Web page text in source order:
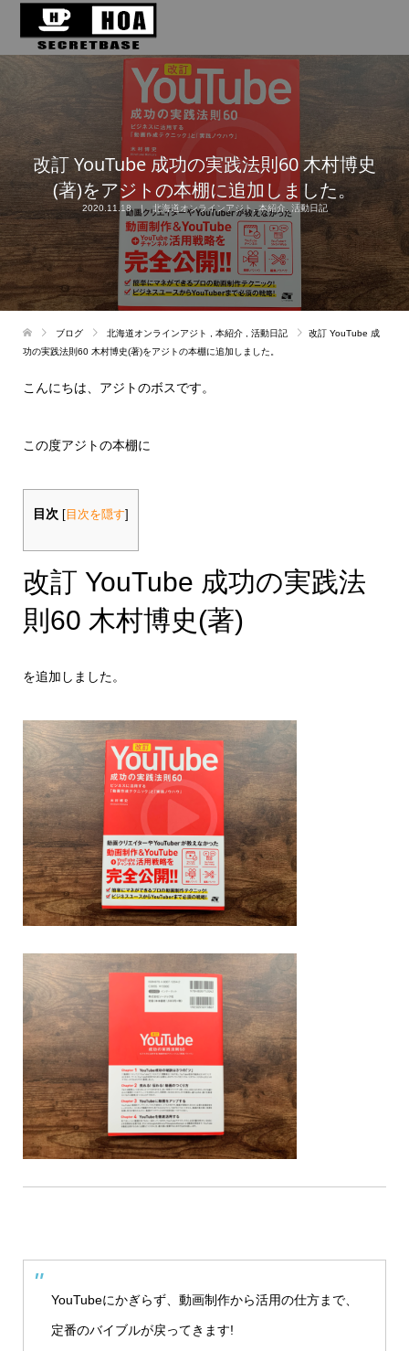
改訂 YouTube 成功の実践法則60 木村博史
(著)をアジトの本棚に追加しました。
2020.11.18 北海道オンラインアジト ,本紹介, 活動日記
ブログ 北海道オンラインアジト 本紹介 活動日記
改訂 YouTube 成
功の実践法則60 木村博史(著)をアジトの本棚に追加しました。
こんにちは、アジトのボスです。
この度アジトの本棚に
目次 [目次を隠す]
改訂 YouTube 成功の実践法
則60 木村博史(著)
を追加しました。
YouTubeにかぎらず、動画制作から活用の仕方まで、
定番のバイブルが戻ってきます!